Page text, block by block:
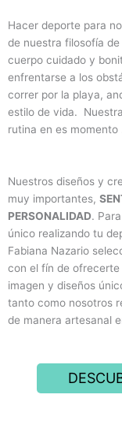
Hacer deporte para
de nuestra filosofía
cuerpo cuidado y
enfrentarse a los
correr por la playa,
estilo de vida.
rutina en es momento
Nuestros diseños y
muy importantes,
PERSONALIDAD.
único realizando tu
Fabiana Nazario
con el fín de
imagen y diseños
tanto como nosotros
de manera artesanal